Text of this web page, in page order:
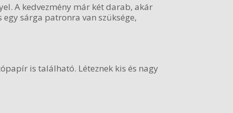
A kedvezmény már két darab, akár
sárga patronra van szüksége,
is található. Léteznek kis és nagy